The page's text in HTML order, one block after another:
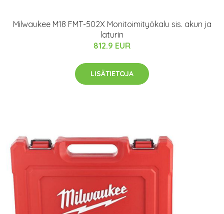
Milwaukee M18 FMT-502X Monitoimityökalu sis. akun ja
laturin
812.9 EUR
LISÄTIETOJA